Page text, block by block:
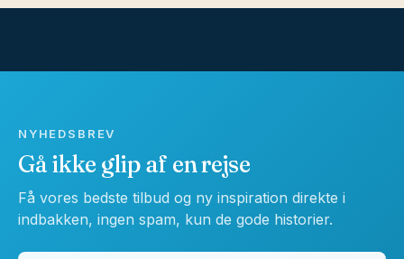
NYHEDSBREV
Gå ikke glip af en rejse
Få vores bedste tilbud og ny inspiration direkte i
indbakken, ingen spam, kun de gode historier.